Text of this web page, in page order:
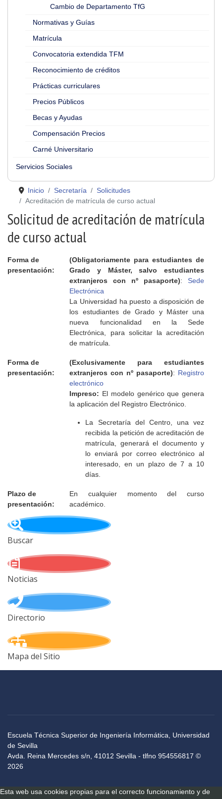
Cambio de Departamento TfG
Normativas y Guías
Matrícula
Convocatoria extendida TFM
Reconocimiento de créditos
Prácticas curriculares
Precios Públicos
Becas y Ayudas
Compensación Precios
Carné Universitario
Servicios Sociales
Inicio Secretaría
Solicitudes
Acreditación de matrícula de curso actual
Solicitud de acreditación de matrícula
de curso actual
Forma de
presentación:
(Obligatoriamente para estudiantes de
Grado y Máster, salvo estudiantes
extranjeros con nº pasaporte): Sede
Electrónica
La Universidad ha puesto a disposición de
los estudiantes de Grado y Máster una
nueva funcionalidad en la Sede
Electrónica, para solicitar la acreditación
de matrícula.
Forma de
presentación:
(Exclusivamente para estudiantes
extranjeros con nº pasaporte): Registro
electrónico
Impreso: El modelo genérico que genera
la aplicación del Registro Electrónico.
La Secretaría del Centro, una vez
recibida la petición de acreditación de
matrícula, generará el documento y
lo enviará por correo electrónico al
interesado, en un plazo de 7 a 10
días.
Plazo de
presentación:
En cualquier momento del curso
académico.
Buscar
Noticias
Directorio
Mapa del Sitio
Escuela Técnica Superior de Ingeniería Informática, Universidad
de Sevilla
Avda. Reina Mercedes s/n, 41012 Sevilla - tlfno 954556817 ©
2026
Esta web usa cookies propias para el correcto funcionamiento y de